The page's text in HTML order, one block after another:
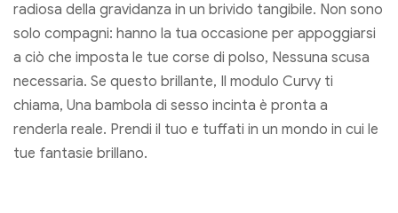
radiosa della gravidanza in un brivido tangibile. Non sono
solo compagni: hanno la tua occasione per appoggiarsi
a ciò che imposta le tue corse di polso, Nessuna scusa
necessaria. Se questo brillante, Il modulo Curvy ti
chiama, Una bambola di sesso incinta è pronta a
renderla reale. Prendi il tuo e tuffati in un mondo in cui le
tue fantasie brillano.